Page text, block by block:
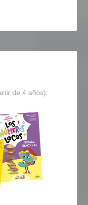
de 4 años):